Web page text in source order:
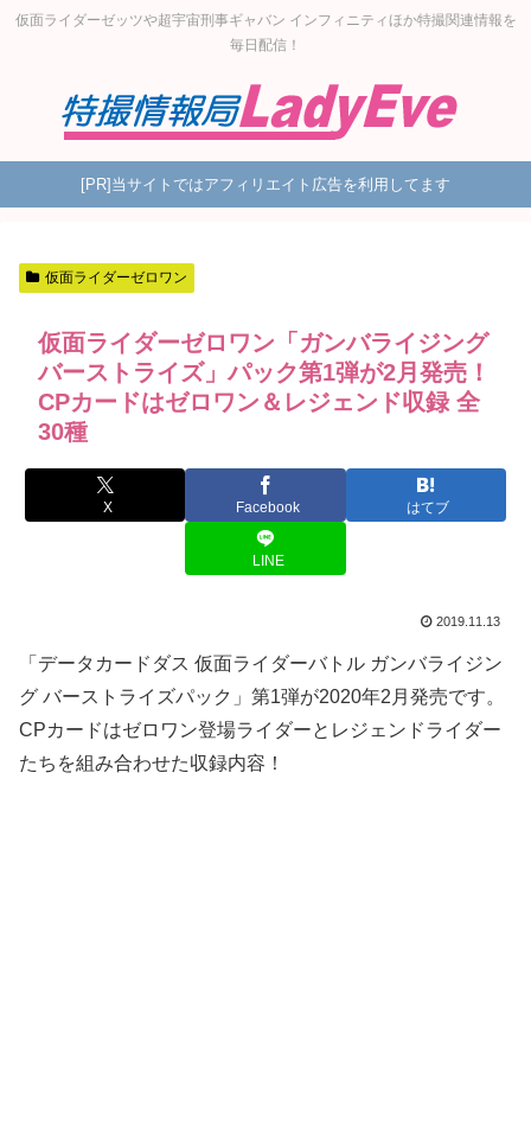
仮面ライダーゼッツや超宇宙刑事ギャバン インフィニティほか特撮関連情報を
毎日配信！
[PR]当サイトではアフィリエイト広告を利用してます
仮面ライダーゼロワン
仮面ライダーゼロワン「ガンバライジング
バーストライズ」パック第1弾が2月発売！
CPカードはゼロワン＆レジェンド収録 全
30種
X Facebook はてブ
LINE
2019.11.13
「データカードダス 仮面ライダーバトル ガンバライジン
グ バーストライズパック」第1弾が2020年2月発売です。
CPカードはゼロワン登場ライダーとレジェンドライダー
たちを組み合わせた収録内容！